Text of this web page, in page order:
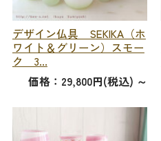
デザイン仏具 SEKIKA（ホ
ワイト＆グリーン）スモー
ク 3...
価格：29,800円(税込) ～